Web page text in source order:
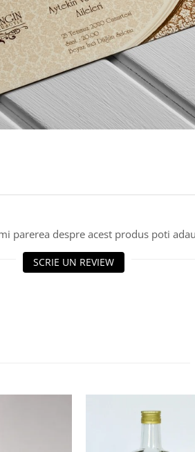
parerea despre acest produs poti
SCRIE UN REVIEW